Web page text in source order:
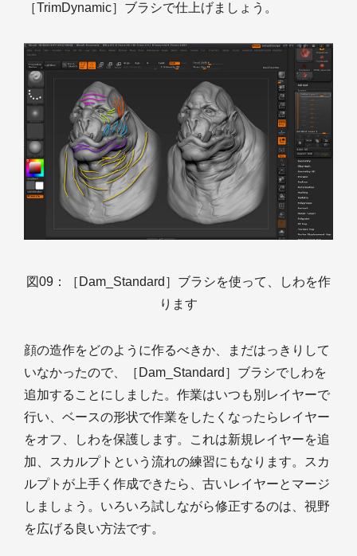
［TrimDynamic］ブラシで仕上げましょう。
図09：［Dam_Standard］ブラシを使って、しわを作
ります
顔の造作をどのように作るべきか、まだはっきりして
いなかったので、［Dam_Standard］ブラシでしわを
追加することにしました。作業はいつも別レイヤーで
行い、ベースの形状で作業をしたくなったらレイヤー
をオフ、しわを保護します。これは新規レイヤーを追
加、スカルプトという流れの練習にもなります。スカ
ルプトが上手く作成できたら、古いレイヤーとマージ
しましょう。いろいろ試しながら修正するのは、視野
を広げる良い方法です。